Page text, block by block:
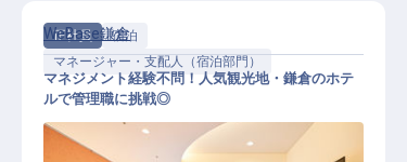
正社員
宿泊
マネージャー・支配人（宿泊部門）
WeBase鎌倉
マネジメント経験不問！人気観光地・鎌倉のホテ
ルで管理職に挑戦◎